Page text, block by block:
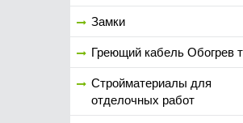
Замки
Греющий кабель Обогрев
Стройматериалы для
отделочных работ